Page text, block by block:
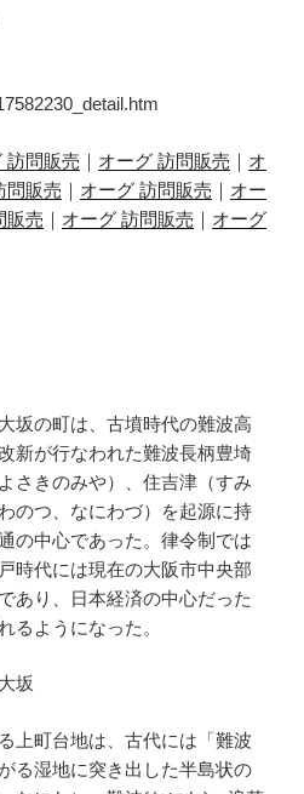
訪問販売 ｜ オーグ 訪問販売 ｜ オ
問販売 ｜ オーグ 訪問販売 ｜ オー
販売 ｜ オーグ 訪問販売 ｜ オーグ
坂の町は、古墳時代の難波高
新が行なわれた難波長柄豊埼
さきのみや）、住吉津（すみ
のつ、なにわづ）を起源に持
の中心であった。律令制では
時代には現在の大阪市中央部
あり、日本経済の中心だった
るようになった。
坂
上町台地は、古代には「難波
る湿地に突き出した半島状の